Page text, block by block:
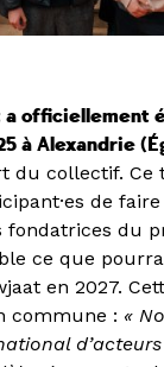
officiellement
à Alexandrie
du collectif. Ce
de
fondatrices du
ce que
en 2027.
commune : «